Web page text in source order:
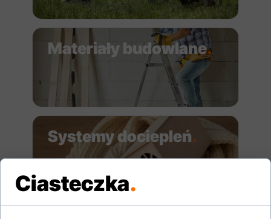
Materiały budowlane.
Systemy dociepleń.
Ciasteczka.